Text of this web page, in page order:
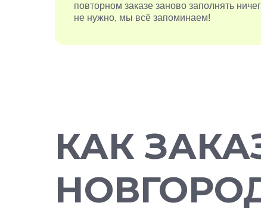
повторном заказе заново заполнять
не нужно, мы всё запоминаем!
КАК